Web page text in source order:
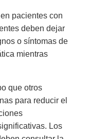
pacientes con
deben dejar
o síntomas de
mientras
que otros
para reducir el
Los